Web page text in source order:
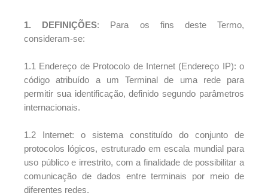
1. DEFINIÇÕES: Para os fins deste Termo,
consideram-se:
1.1 Endereço de Protocolo de Internet (Endereço IP): o
código atribuído a um Terminal de uma rede para
permitir sua identificação, definido segundo parâmetros
internacionais.
1.2 Internet: o sistema constituído do conjunto de
protocolos lógicos, estruturado em escala mundial para
uso público e irrestrito, com a finalidade de possibilitar a
comunicação de dados entre terminais por meio de
diferentes redes.